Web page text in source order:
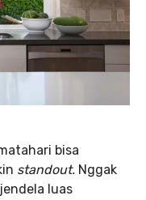
bisa
standout. Nggak
luas